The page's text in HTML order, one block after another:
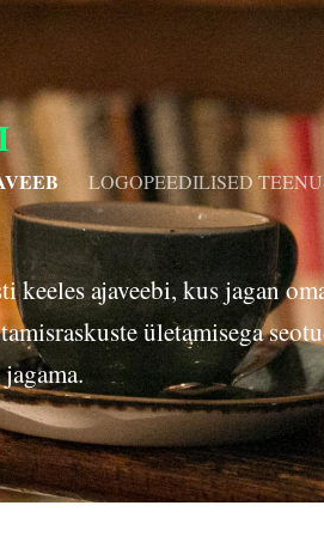
LOGOPEEDILISED
keeles ajaveebi, kus jagan
ületamisega